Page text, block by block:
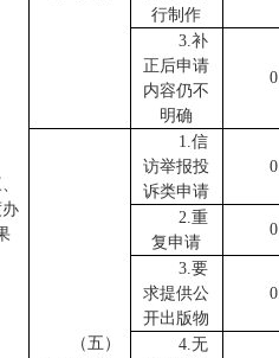
行制作
3.补
正后申请
内容仍不
明确
0
（五）
1.信
访举报投
诉类申请
0
2.重
复申请
0
3.要
求提供公
开出版物
0
4.无